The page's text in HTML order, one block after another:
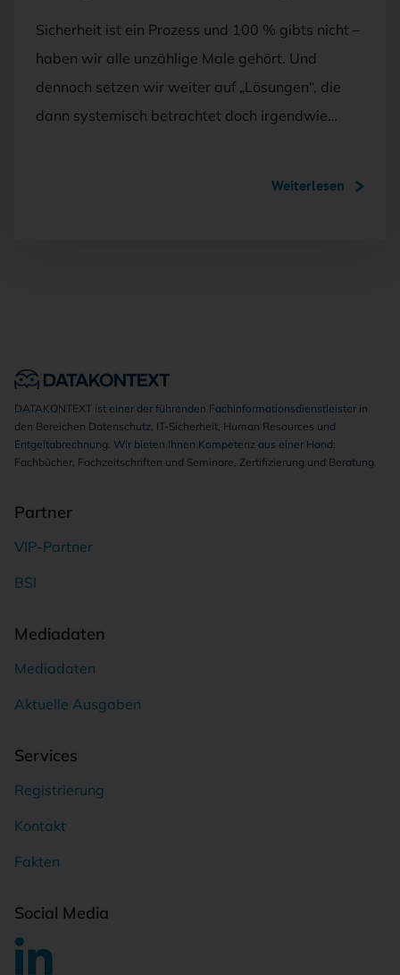
Sicherheit ist ein Prozess und 100 % gibts nicht –
haben wir alle unzählige Male gehört. Und
dennoch setzen wir weiter auf „Lösungen“, die
dann systemisch betrachtet doch irgendwie…
Weiterlesen
DATAKONTEXT ist einer der führenden Fachinformationsdienstleister in
den Bereichen Datenschutz, IT-Sicherheit, Human Resources und
Entgeltabrechnung. Wir bieten Ihnen Kompetenz aus einer Hand:
Fachbücher, Fachzeitschriften und Seminare, Zertifizierung und Beratung.
Partner
VIP-Partner
BSI
Mediadaten
Mediadaten
Aktuelle Ausgaben
Services
Registrierung
Kontakt
Fakten
Social Media